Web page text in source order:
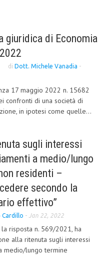
giuridica di Economia
di Dott. Michele Vanadia -
17 maggio 2022 n. 15682
confronti di una società di
in ipotesi come quelle...
sugli interessi
a medio/lungo
residenti –
secondo la
effettivo”
Cardillo - Jan 22, 2022
la risposta n. 569/2021, ha
alla ritenuta sugli interessi
medio/lungo termine